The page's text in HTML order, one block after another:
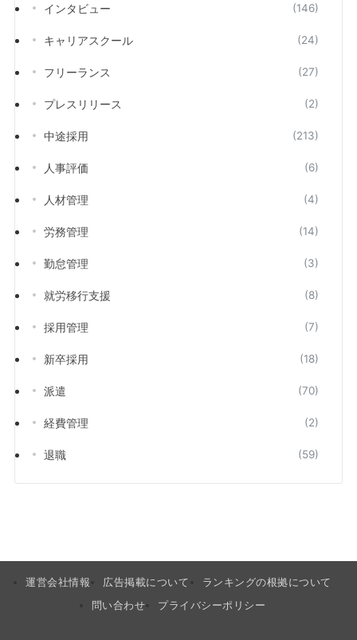
インタビュー (146)
キャリアスクール (24)
フリーランス (27)
プレスリリース (2)
中途採用 (213)
人事評価 (6)
人材管理 (4)
労務管理 (14)
勤怠管理 (3)
就労移行支援 (8)
採用管理 (7)
新卒採用 (18)
派遣 (70)
経費管理 (2)
退職 (59)
運営会社情報 広告掲載について
ランキングの根拠について
問い合わせ
プライバシーポリシー